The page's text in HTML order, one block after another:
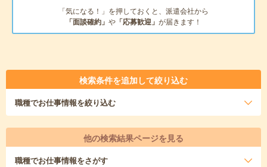
「気になる！」を押しておくと、派遣会社から
「面談確約」 や 「応募歓迎」 が届きます！
検索条件を追加して絞り込む
職種でお仕事情報を絞り込む
他の検索結果ページを見る
職種でお仕事情報をさがす